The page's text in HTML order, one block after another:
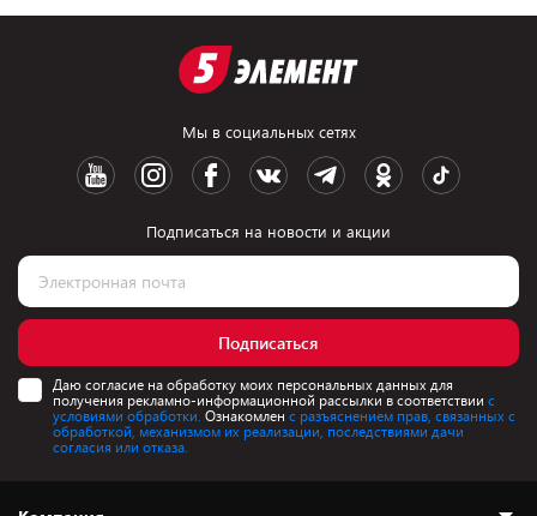
Мы в социальных сетях
Подписаться на новости и акции
Подписаться
Даю согласие на обработку моих персональных данных для
получения рекламно-информационной рассылки в соответствии с
условиями обработки. Ознакомлен с разъяснением прав, связанных с
обработкой, механизмом их реализации, последствиями дачи
согласия или отказа.